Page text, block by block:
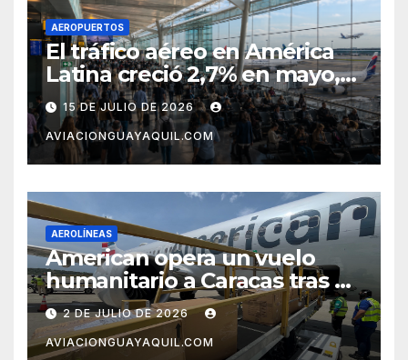
AEROPUERTOS
El tráfico aéreo en América
Latina creció 2,7% en mayo,
pero el mercado con EE.UU.
completa tres meses en
caída
15 DE JULIO DE 2026
AVIACIONGUAYAQUIL.COM
AEROLÍNEAS
American opera un vuelo
humanitario a Caracas tras el
terremoto en Venezuela
2 DE JULIO DE 2026
AVIACIONGUAYAQUIL.COM